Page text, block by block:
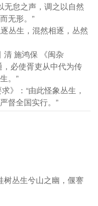
无怠之声，调之以自然
无形。”
丛生，混然相逐，丛然
清 施鸿保 《闽杂
必使胥吏从中代为传
。”
》：“由此怪象丛生，
督全国实行。”
树丛生兮山之幽，偃謇